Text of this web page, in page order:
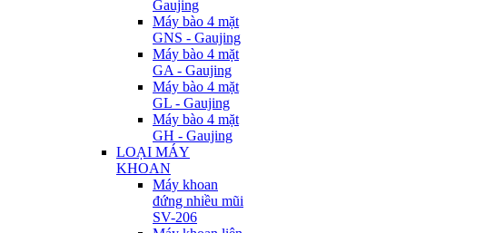
Gaujing
Máy bào 4 mặt
GNS - Gaujing
Máy bào 4 mặt
GA - Gaujing
Máy bào 4 mặt
GL - Gaujing
Máy bào 4 mặt
GH - Gaujing
LOẠI MÁY
KHOAN
Máy khoan
đứng nhiều mũi
SV-206